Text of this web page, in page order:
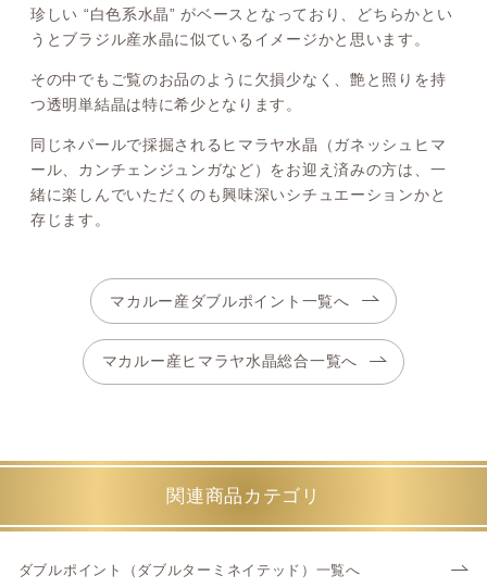
珍しい “白色系水晶” がベースとなっており、どちらかとい
うとブラジル産水晶に似ているイメージかと思います。
その中でもご覧のお品のように欠損少なく、艶と照りを持
つ透明単結晶は特に希少となります。
同じネパールで採掘されるヒマラヤ水晶（ガネッシュヒマ
ール、カンチェンジュンガなど）をお迎え済みの方は、一
緒に楽しんでいただくのも興味深いシチュエーションかと
存じます。
マカルー産ダブルポイント一覧へ
マカルー産ヒマラヤ水晶総合一覧へ
関連商品カテゴリ
ダブルポイント（ダブルターミネイテッド）一覧へ